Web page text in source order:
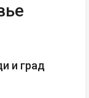
и град